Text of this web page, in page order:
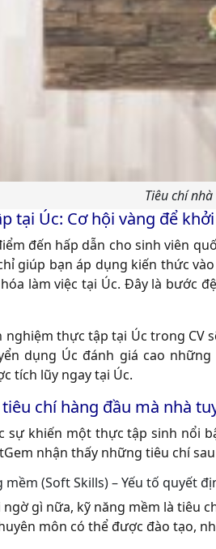
Tiêu chí
tại Úc: Cơ hội vàng để
đến hấp dẫn cho sinh viên
giúp bạn áp dụng kiến thức
làm việc tại Úc. Đây là bước
nghiệm thực tập tại Úc trong CV
dụng Úc đánh giá cao
tích lũy ngay tại Úc.
chí hàng đầu mà nhà
sự khiến một thực tập sinh nổi
nhận thấy những tiêu chí
mềm (Soft Skills) – Yếu tố quyết
ngờ gì nữa, kỹ năng mềm là tiêu
môn có thể được đào tạo,